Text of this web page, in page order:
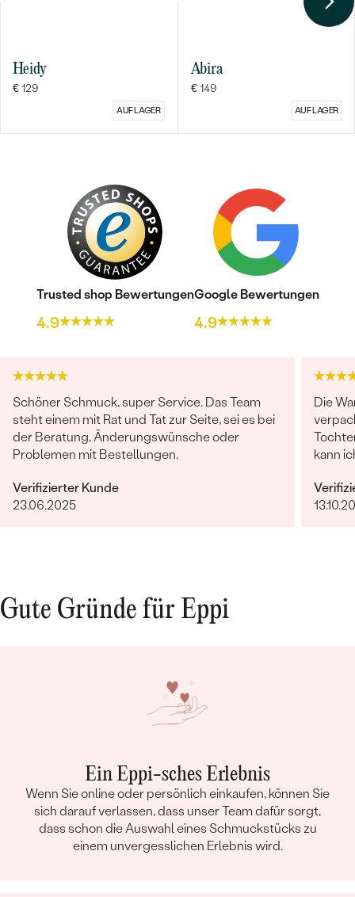
Heidy
€ 129
AUF LAGER
Abira
€ 149
AUF LAGER
Trusted shop Bewertungen
4.9
Google Bewertungen
4.9
Schöner Schmuck, super Service. Das Team
steht einem mit Rat und Tat zur Seite, sei es bei
der Beratung, Änderungswünsche oder
Problemen mit Bestellungen.
Verifizierter Kunde
23.06.2025
Die
kann
nicht
Gute Gründe für Eppi
Ein Eppi-sches Erlebnis
Wenn Sie online oder persönlich einkaufen, können Sie
sich darauf verlassen, dass unser Team dafür sorgt,
dass schon die Auswahl eines Schmuckstücks zu
einem unvergesslichen Erlebnis wird.